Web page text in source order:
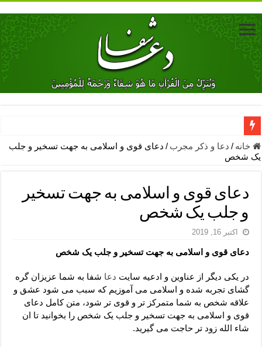
دعای جلب محبت فوری معشوق – دعای جلب محبت شوهر
دعای مشکل گشا برای رفع فقر – ذکرهای روزی‌ بخش
معجزات دعای یا من اظهر الجمیل – دعای یا من اظهر الجمیل برای
مهم ترین اذکار الهی و فضیلت آن ها – ذکر مخصوص مستجاب الدعوه
دعا برای ترس بچه ها در خواب – دعای ترس و بی خوابی کودکان
لا حول ولا قوة الا بالله برای چشم زخم – دعای چشم زخم ماشاالله
دعای قوی رفع ترس – دعای مجرب برای آرامش قلب و رفع اضطراب
دعا برای پولدار شدن در یک روز – دعای ثروت حضرت سلیمان
خانه / دعا و ذکر مجرب / دعای قوی و اسلامی به جهت تسخیر و جلب
یک شخص
دعای قوی و اسلامی به جهت تسخیر
و جلب یک شخص
اکتبر 16, 2019
دعای قوی و اسلامی به جهت تسخیر و جلب یک شخص
در یکی دیگر از عناوین و ادعیه سایت دعا شفا به شما عزیزان گره
گشای تجربه شده و اسلامی می آموزیم که سبب می شود عشق و
علاقه شخص به شما متمرکز تر و قوی تر شود، متن کامل دعای
قوی و اسلامی به جهت تسخیر و جلب یک شخص را بخوانید تا ان
شاء الله زود تر حاجت می گیرید.